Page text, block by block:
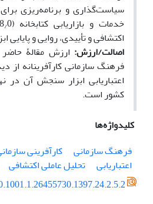
سیاست‌گذاری و برنامه‌ریزی
خدمات و بازاریابی کتابخانه (68 /
اکتشافی و تأییدی، روایی و پایایی
اصالت/ارزش: ارزش مقالۀ
فرهنگ سازمانی کارآفرینانه از
اعتباریابی ابزار سنجش آن در
کشور است.
کلیدواژه‌ها
فرهنگ سازمانی
کارآفرینی
اعتباریابی
تحلیل عاملی اکتشافی